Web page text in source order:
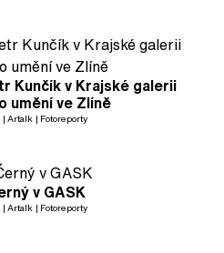
Kunčík v Krajské galerii
umění ve Zlíně
Artalk Fotoreporty
v GASK
Artalk Fotoreporty